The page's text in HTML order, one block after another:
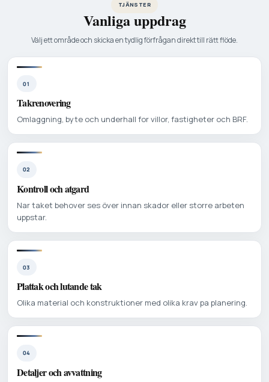
TJÄNSTER
Vanliga uppdrag
Välj ett område och skicka en tydlig förfrågan direkt till rätt flöde.
01
Takrenovering
Omlaggning, byte och underhall for villor, fastigheter och BRF.
02
Kontroll och atgard
Nar taket behover ses över innan skador eller storre arbeten
uppstar.
03
Plattak och lutande tak
Olika material och konstruktioner med olika krav pa planering.
04
Detaljer och avvattning